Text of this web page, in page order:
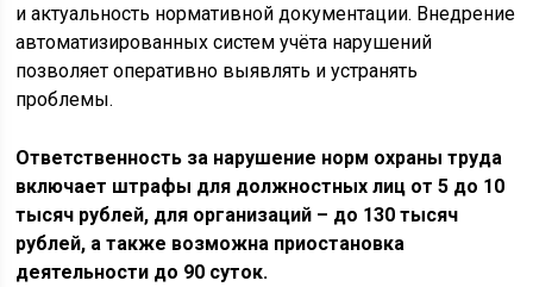
и актуальность нормативной документации. Внедрение
автоматизированных систем учёта нарушений
позволяет оперативно выявлять и устранять
проблемы.
Ответственность за нарушение норм охраны труда
включает штрафы для должностных лиц от 5 до 10
тысяч рублей, для организаций – до 130 тысяч
рублей, а также возможна приостановка
деятельности до 90 суток.